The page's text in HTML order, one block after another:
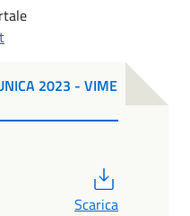
2023 - VIME
Scarica